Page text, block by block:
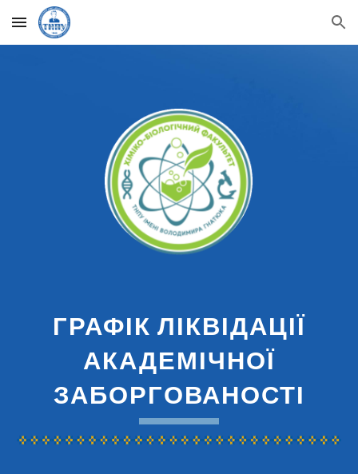
Skip to main content Skip to navigation
ГРАФІК ЛІКВІДАЦІЇ
АКАДЕМІЧНОЇ
ЗАБОРГОВАНОСТІ